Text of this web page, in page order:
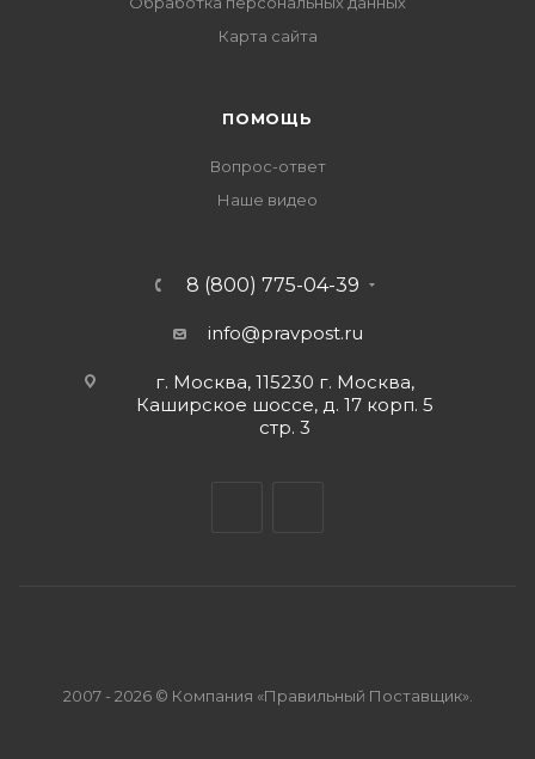
Карта сайта
ПОМОЩЬ
Вопрос-ответ
Наше видео
8 (800) 775-04-39
info@pravpost.ru
г. Москва, 115230 г. Москва,
Каширское шоссе, д. 17 корп. 5
стр. 3
2007 - 2026 © Компания «Правильный Поставщик».